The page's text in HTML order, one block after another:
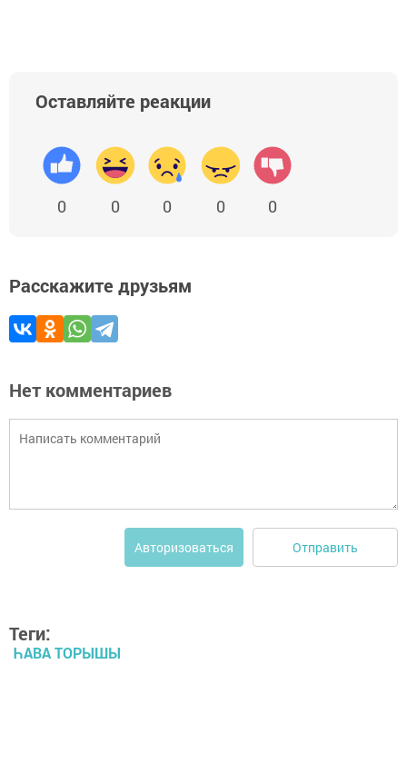
Оставляйте реакции
0 0 0 0 0
Расскажите друзьям
Нет комментариев
Авторизоваться Отправить
Теги:
ҺАВА ТОРЫШЫ